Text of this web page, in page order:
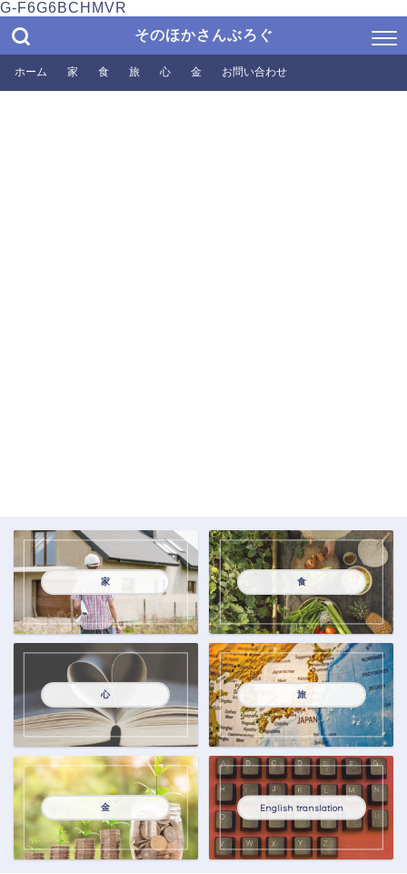
G-F6G6BCHMVR
そのほかさんぶろぐ
ホーム 家 食 旅 心 金 お問い合わせ
家 食
心 旅
金 English translation